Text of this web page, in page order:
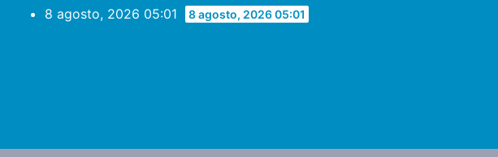
Saltar
8 agosto, 2026 05:01 8 agosto, 2026 05:01